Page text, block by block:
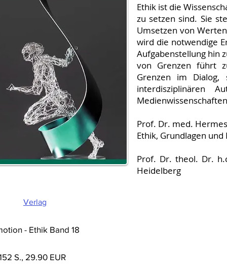
Ethik ist die
zu setzen sind. Sie
Umsetzen von
wird die notwendige
Aufgabenstellung hin
von Grenzen führt
Grenzen im
interdisziplinären
Prof. Dr. med.
Ethik, Grundlagen
Prof. Dr. theol. Dr.
Heidelberg
Verlag
- Ethik Band 18
S., 29.90 EUR